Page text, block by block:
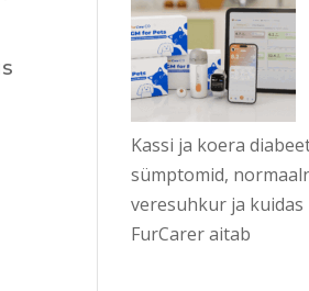
Kassi ja koera
sümptomid,
veresuhkur ja kuidas
FurCarer aitab